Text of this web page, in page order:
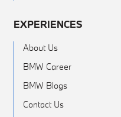
EXPERIENCES
About Us
BMW Career
BMW Blogs
Contact Us